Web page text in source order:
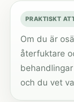
PRAKTISKT
Om du är
återfuktare
och du vet